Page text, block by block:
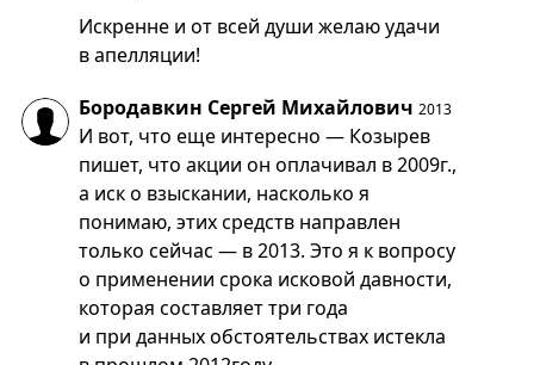
Искренне и от всей души желаю удачи
в апелляции!
Бородавкин Сергей Михайлович 2013
И вот, что еще интересно — Козырев
пишет, что акции он оплачивал в 2009г.,
а иск о взыскании, насколько я
понимаю, этих средств направлен
только сейчас — в 2013. Это я к вопросу
о применении срока исковой давности,
которая составляет три года
и при данных обстоятельствах истекла